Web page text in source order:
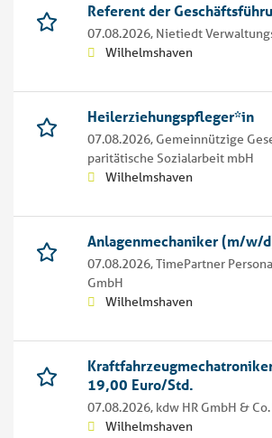
Referent der
07.08.2026, Nietiedt
Wilhelmshaven
Heilerziehungspfleger*in
07.08.2026, Gemeinnützige
paritätische Sozialarbeit mbH
Wilhelmshaven
Anlagenmechaniker (m/w/
07.08.2026,TimePartner
GmbH
Wilhelmshaven
19,00 Euro/Std.
07.08.2026, kdw HR GmbH & Co.
Wilhelmshaven